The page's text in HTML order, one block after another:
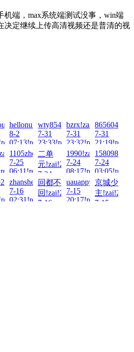
端，max系统端测试没事，win端
决定继续上传高清视频还是普清的视
hellonuke!zai!2026-
8-2
07:13!read!
wty854414!zai!2026-
7-31
23:33!read!
bzrx!zai!2026-
7-31
23:32!read!
7-31
21:19!read!
1105zhen!zai!2026-
7-25
06:11!read!
二单
元!zai!2026-
7-24
21:51!read!
1990!zai!2026-
7-24
08:17!read!
7-24
03:05!read!
zhanshen886!zai!2026-
7-16
02:31!read!
回都不
回!zai!2026-
7-16
uauappy!zai!2026-
7-15
20:17!read!
京城少
主!zai!2026-
7-15